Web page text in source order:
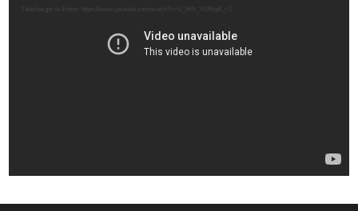
vidéoTélécharger le fichier: https://www.youtube.com/watch?v=U_MN_YL99Ig&_=1